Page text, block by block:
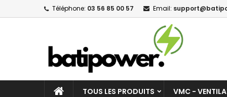
Téléphone: 03 56 85 00 57 Email:
TOUS LES PRODUITS VMC -